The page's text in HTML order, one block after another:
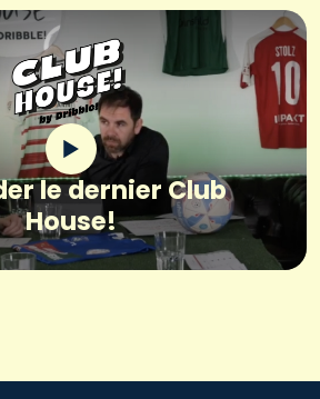
le dernier Club
House!